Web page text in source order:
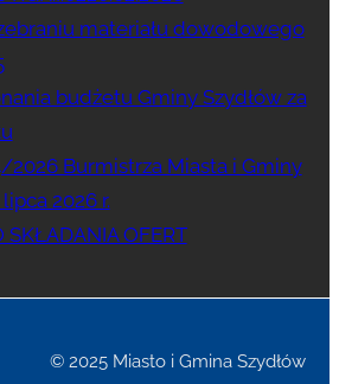
materiału dowodowego
budżetu Gminy Szydłów za
2026 Burmistrza Miasta i Gminy
2026 r.
SKŁADANIA OFERT
© 2025 Miasto i Gmina Szydłów